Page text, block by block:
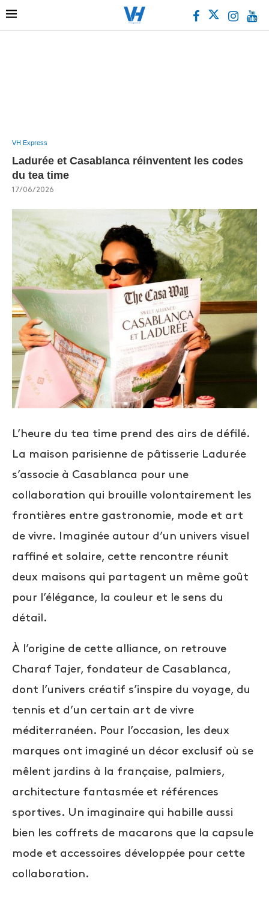
VH Express
Ladurée et Casablanca réinventent les codes
du tea time
17/06/2026
L’heure du tea time prend des airs de défilé.
La maison parisienne de pâtisserie Ladurée
s’associe à Casablanca pour une
collaboration qui brouille volontairement les
frontières entre gastronomie, mode et art
de vivre. Imaginée autour d’un univers visuel
raffiné et solaire, cette rencontre réunit
deux maisons qui partagent un même goût
pour l’élégance, la couleur et le sens du
détail.
À l’origine de cette alliance, on retrouve
Charaf Tajer, fondateur de Casablanca,
dont l’univers créatif s’inspire du voyage, du
tennis et d’un certain art de vivre
méditerranéen. Pour l’occasion, les deux
marques ont imaginé un décor exclusif où se
mêlent jardins à la française, palmiers,
architecture fantasmée et références
sportives. Un imaginaire qui habille aussi
bien les coffrets de macarons que la capsule
mode et accessoires développée pour cette
collaboration.